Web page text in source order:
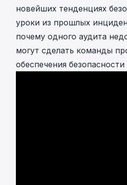
новейших тенденциях
уроки из прошлых
почему одного аудита
могут сделать команды
обеспечения